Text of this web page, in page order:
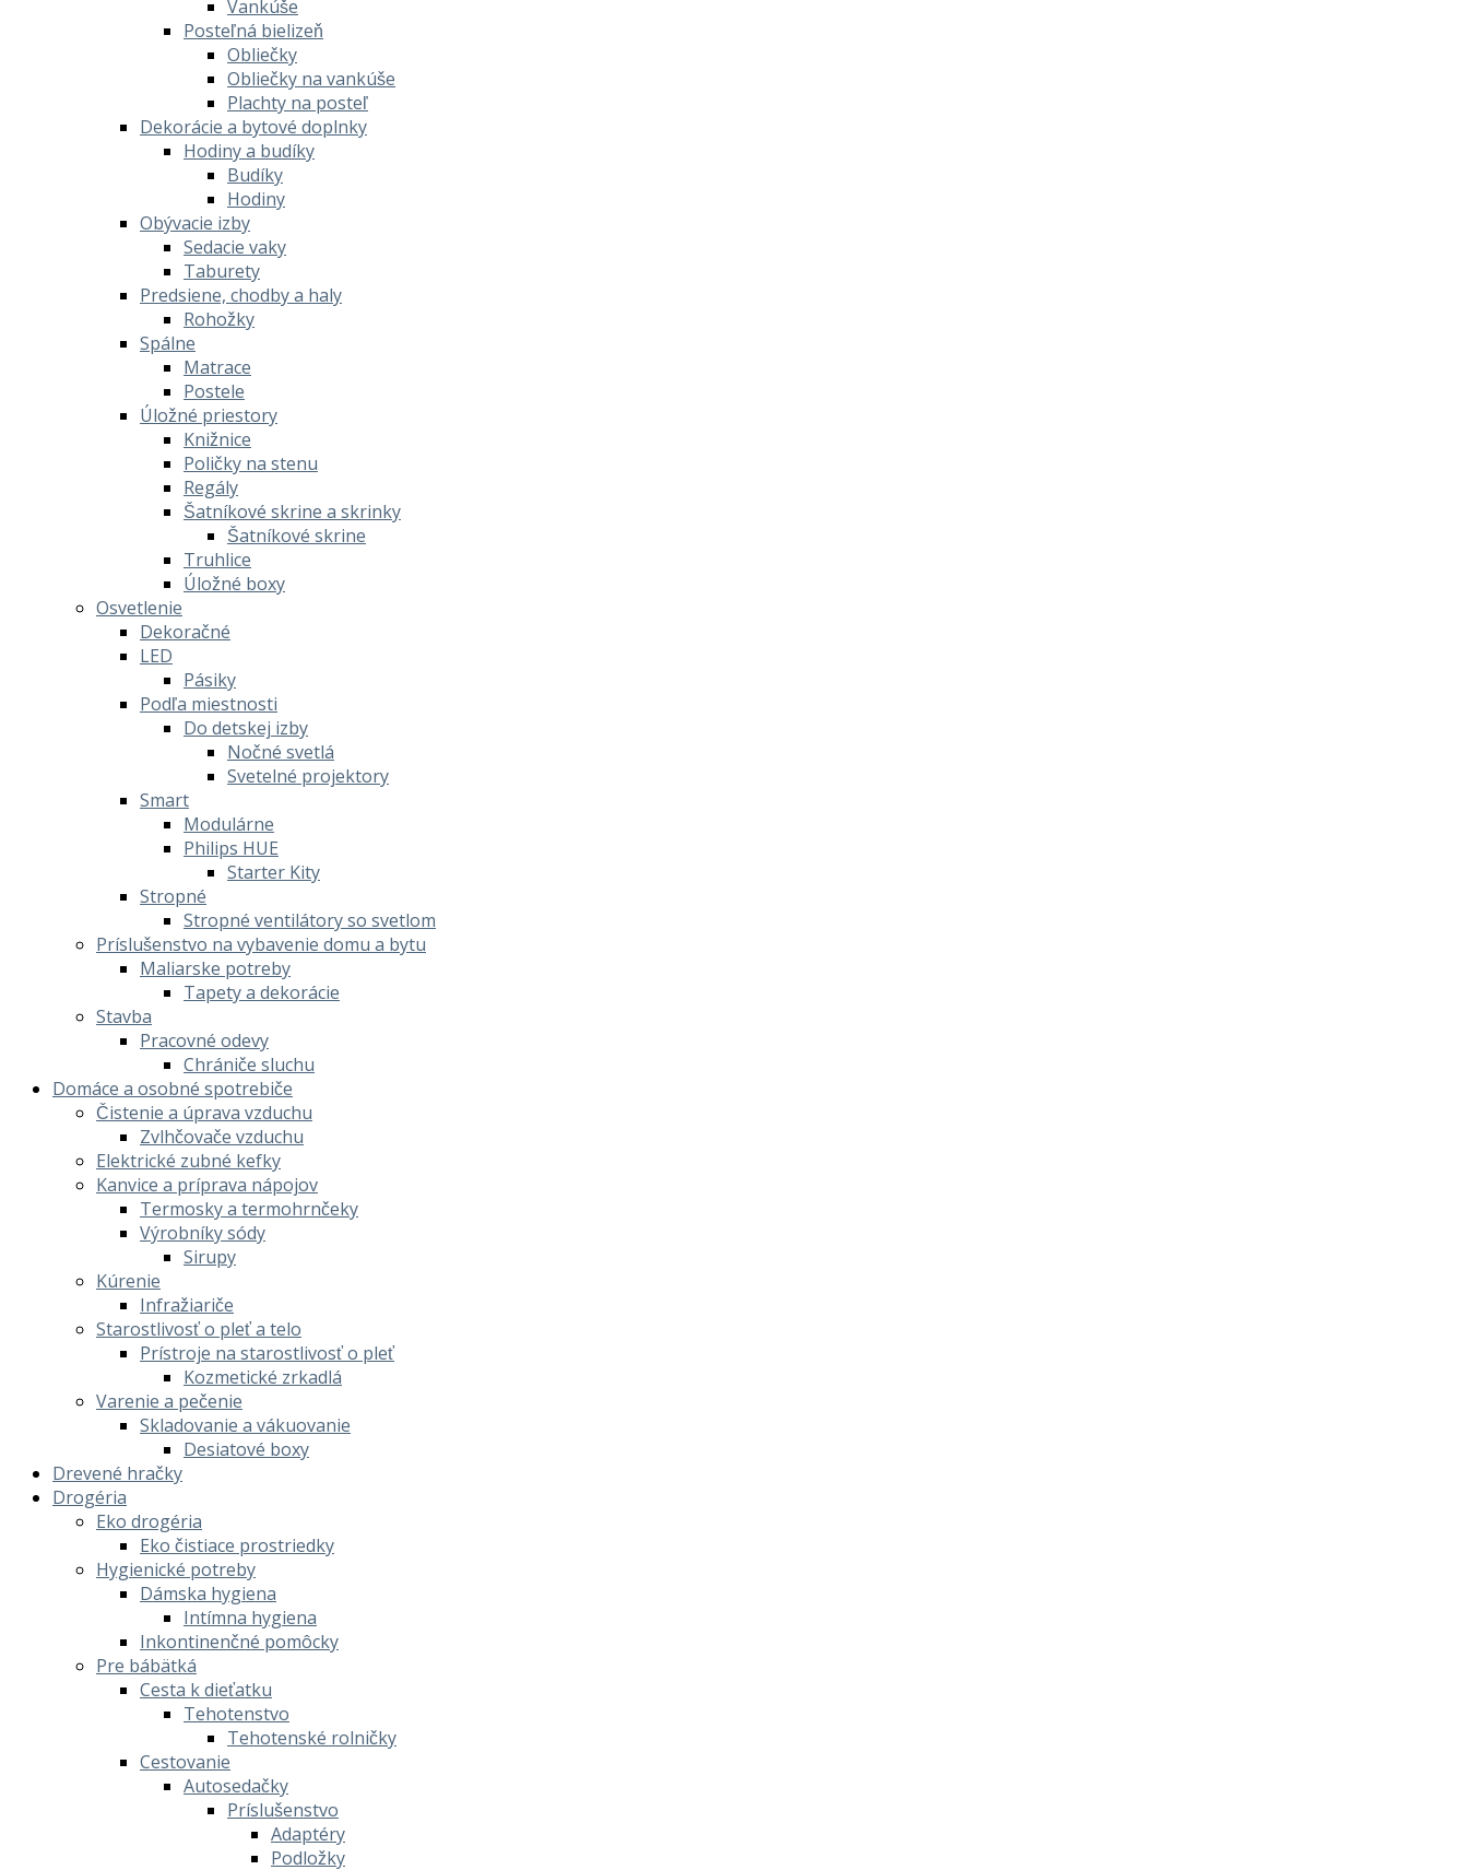
Vankúše
Posteľná bielizeň
Obliečky
Obliečky na vankúše
Plachty na posteľ
Dekorácie a bytové doplnky
Hodiny a budíky
Budíky
Hodiny
Obývacie izby
Sedacie vaky
Taburety
Predsiene, chodby a haly
Rohožky
Spálne
Matrace
Postele
Úložné priestory
Knižnice
Poličky na stenu
Regály
Šatníkové skrine a skrinky
Šatníkové skrine
Truhlice
Úložné boxy
Osvetlenie
Dekoračné
LED
Pásiky
Podľa miestnosti
Do detskej izby
Nočné svetlá
Svetelné projektory
Smart
Modulárne
Philips HUE
Starter Kity
Stropné
Stropné ventilátory so svetlom
Príslušenstvo na vybavenie domu a bytu
Maliarske potreby
Tapety a dekorácie
Stavba
Pracovné odevy
Chrániče sluchu
Domáce a osobné spotrebiče
Čistenie a úprava vzduchu
Zvlhčovače vzduchu
Elektrické zubné kefky
Kanvice a príprava nápojov
Termosky a termohrnčeky
Výrobníky sódy
Sirupy
Kúrenie
Infražiariče
Starostlivosť o pleť a telo
Prístroje na starostlivosť o pleť
Kozmetické zrkadlá
Varenie a pečenie
Skladovanie a vákuovanie
Desiatové boxy
Drevené hračky
Drogéria
Eko drogéria
Eko čistiace prostriedky
Hygienické potreby
Dámska hygiena
Intímna hygiena
Inkontinenčné pomôcky
Pre bábätká
Cesta k dieťatku
Tehotenstvo
Tehotenské rolničky
Cestovanie
Autosedačky
Príslušenstvo
Adaptéry
Podložky